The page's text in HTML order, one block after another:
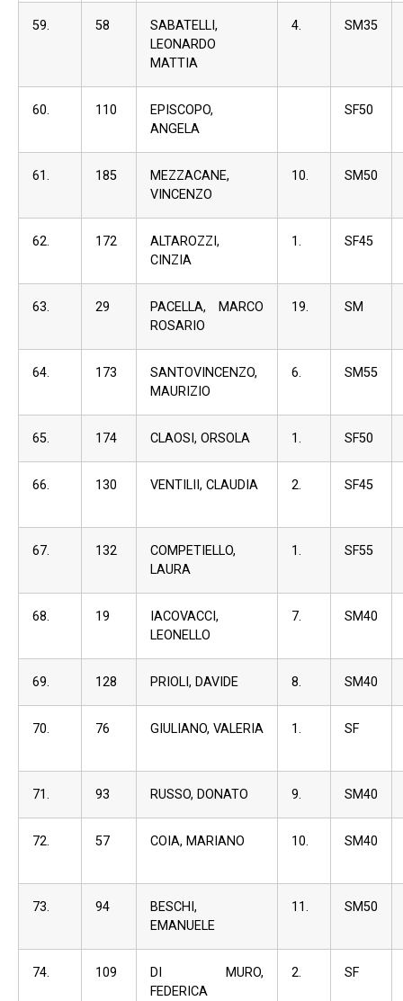
59. 58
SABATELLI,
LEONARDO
MATTIA
4. SM35
60. 110
EPISCOPO,
ANGELA
SF50
61. 185
MEZZACANE,
VINCENZO
10. SM50
62. 172
ALTAROZZI,
CINZIA
1. SF45
63. 29
PACELLA, MARCO
ROSARIO
19. SM
64. 173
SANTOVINCENZO,
MAURIZIO
6. SM55
65. 174 CLAOSI, ORSOLA 1. SF50
66. 130 VENTILII, CLAUDIA 2. SF45
67. 132
COMPETIELLO,
LAURA
1. SF55
68. 19
IACOVACCI,
LEONELLO
7. SM40
69. 128 PRIOLI, DAVIDE 8. SM40
70. 76 GIULIANO, VALERIA 1. SF
71. 93 RUSSO, DONATO 9. SM40
72. 57 COIA, MARIANO 10. SM40
73. 94
BESCHI,
EMANUELE
11. SM50
74. 109
DI MURO,
FEDERICA
2. SF